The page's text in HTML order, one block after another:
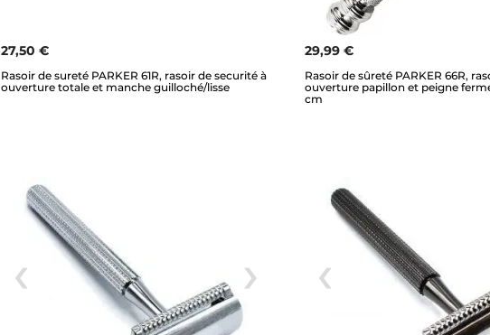
27,50 €
Rasoir de sureté PARKER 61R, rasoir de securité à
ouverture totale et manche guilloché/lisse
29,99 €
Rasoir de sûreté PARKER 66R,
ouverture papillon et peigne
cm